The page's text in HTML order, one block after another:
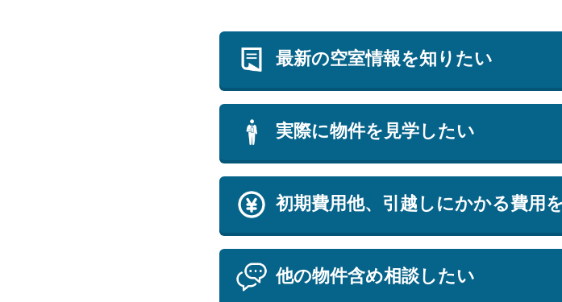
最新の空室情報を知りたい
実際に物件を見学したい
初期費用他、引越しにかかる費用
他の物件含め相談したい